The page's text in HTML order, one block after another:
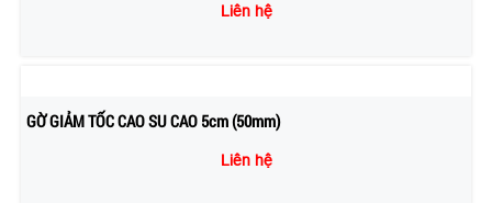
Liên hệ
GỜ GIẢM TỐC CAO SU CAO 5cm (50mm)
Liên hệ